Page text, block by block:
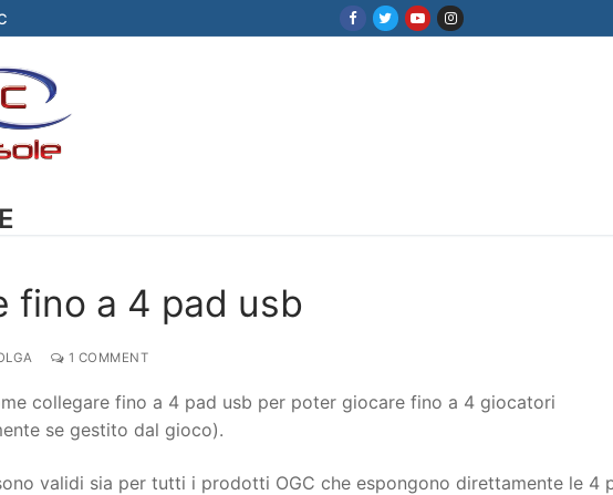
fino a 4 pad usb
1 COMMENT
collegare fino a 4 pad usb per poter giocare fino a 4 giocatori
se gestito dal gioco).
validi sia per tutti i prodotti OGC che espongono direttamente le 4